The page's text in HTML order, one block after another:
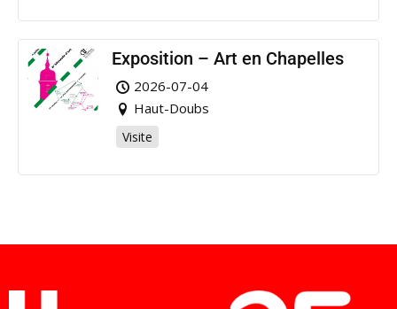
Exposition – Art en Chapelles
2026-07-04
Haut-Doubs
Visite